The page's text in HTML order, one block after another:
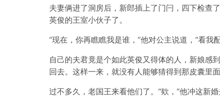
夫妻俩进了洞房后，新郎插上了门闩，四下检查
英俊的王室小伙子了。
“现在，你再瞧瞧我是谁，”他对公主说道，“看我
自己的夫君竟是个如此英俊又得体的人，新娘感
回去。这样一来，就没有人能够猜得到那皮囊里
过不多久，老国王来看他们了。“欸，”他冲这新